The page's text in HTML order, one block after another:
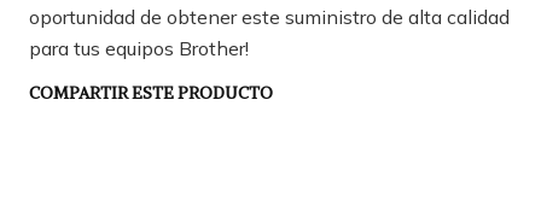
oportunidad de obtener este suministro de alta calidad
para tus equipos Brother!
COMPARTIR ESTE PRODUCTO